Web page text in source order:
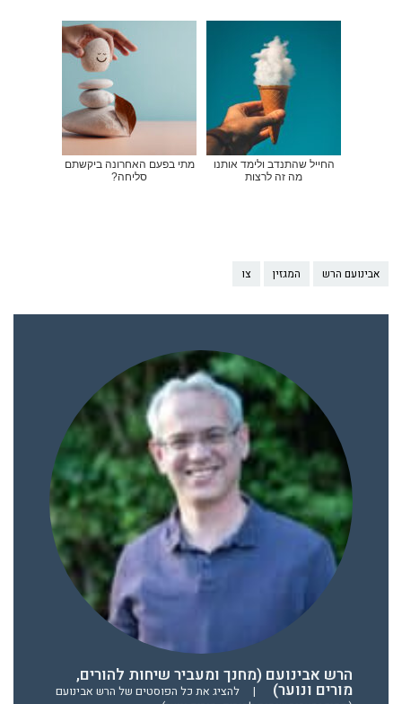
החייל שהתנדב ולימד אותנו
מה זה לרצות
מתי בפעם האחרונה ביקשתם
סליחה?
אבינועם הרש המגזין צו
הרש אבינועם (מחנך ומעביר שיחות להורים,
מורים ונוער) |
להציג את כל הפוסטים של הרש אבינועם